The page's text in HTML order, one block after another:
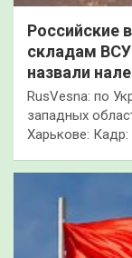
Российские
складам
назвали
RusVesna: по
западных
Харькове: